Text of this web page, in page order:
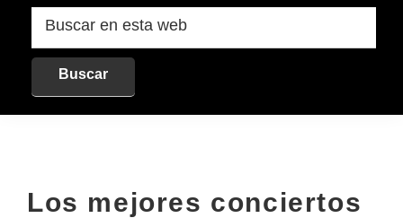
Buscar
web
Los mejores conciertos